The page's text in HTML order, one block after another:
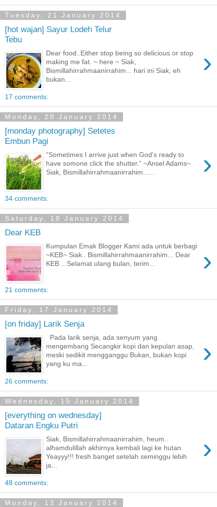
Tuesday, 21 January 2014
[hot wajan] Sayur Lodeh Telur
Tebu
›
Dear food..Either stop being so delicious or stop
making me fat. ~ here ~ Siak,
Bismillahirrahmaanirrahim... hari ini Siak, eh
bukan...
17 comments:
Monday, 20 January 2014
[monday photography] Setetes
Embun Pagi
›
“Sometimes I arrive just when God's ready to
have somone click the shutter.” ~Ansel Adams~
Siak, Bismillahirrahmaanirrahim......
34 comments:
Saturday, 18 January 2014
Dear KEB
›
Kumpulan Emak Blogger Kami ada untuk berbagi
~KEB~ Siak.. Bismillahirrahmaanirrahim... Dear
KEB ...Selamat ulang bulan, terim...
21 comments:
Friday, 17 January 2014
[on friday] Larik Senja
›
Pada larik senja, ada senyum yang
mengembang Secangkir kopi dan kepulan asap,
meski sedikit mengganggu Bukan, bukan kopi
yang ku ma...
26 comments:
Wednesday, 15 January 2014
[everything on wednesday]
Dataran Engku Putri
›
Siak, Bismillahirrahmaanirrahim, heum..
alhamdulillah akhirnya kembali lagi ke hutan.
Yeayyy!!! fresh banget setelah seminggu lebih
ja...
48 comments:
Monday, 13 January 2014